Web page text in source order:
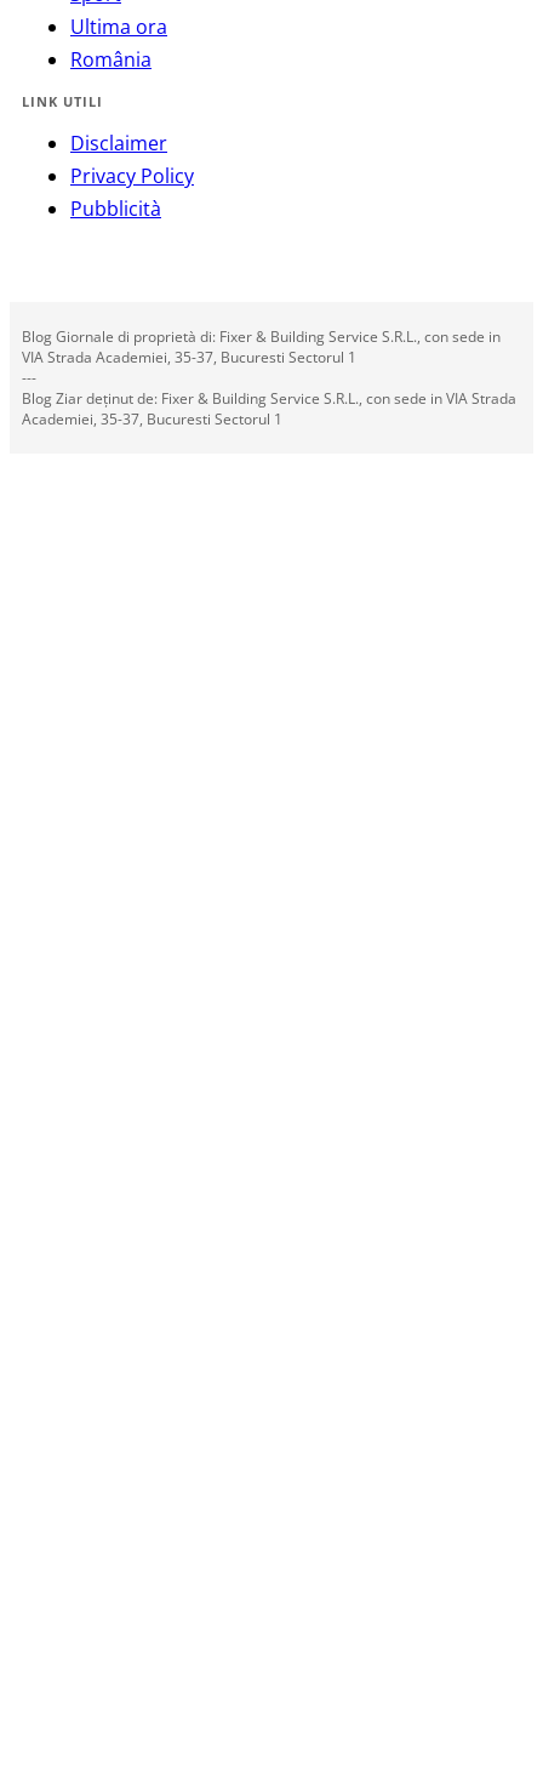
Ultima ora
România
LINK UTILI
Disclaimer
Privacy Policy
Pubblicità
Blog Giornale di proprietà di: Fixer & Building Service S.R.L., con sede in
VIA Strada Academiei, 35-37, Bucuresti Sectorul 1
---
Blog Ziar deținut de: Fixer & Building Service S.R.L., con sede in VIA Strada
Academiei, 35-37, Bucuresti Sectorul 1